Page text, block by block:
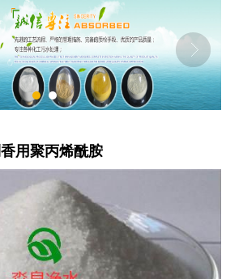
1
2
用聚丙烯酰胺